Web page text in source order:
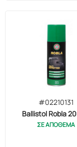
#02210131
Ballistol Robla
ΣΕ ΑΠΟΘΕΜΑ